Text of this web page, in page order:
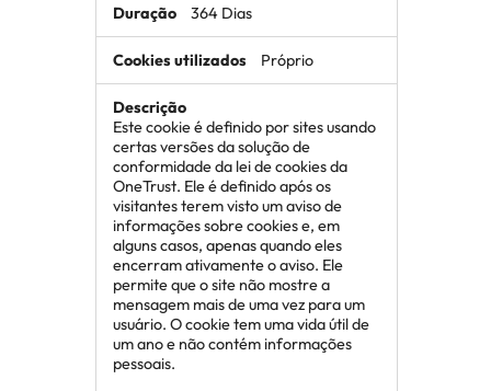
364 Dias
Próprio
Este cookie é definido por sites usando
certas versões da solução de
conformidade da lei de cookies da
OneTrust. Ele é definido após os
visitantes terem visto um aviso de
informações sobre cookies e, em
alguns casos, apenas quando eles
encerram ativamente o aviso. Ele
permite que o site não mostre a
mensagem mais de uma vez para um
usuário. O cookie tem uma vida útil de
um ano e não contém informações
pessoais.